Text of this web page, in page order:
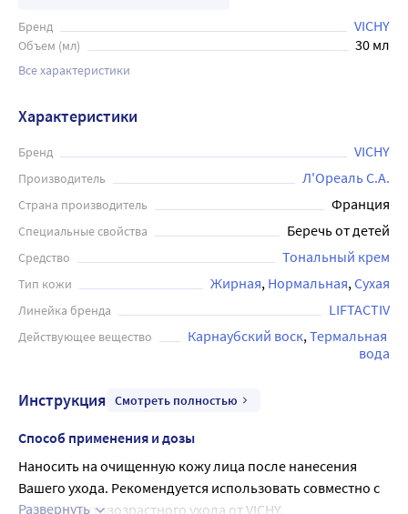
Бренд VICHY
Объем (мл) 30 мл
Все характеристики
Характеристики
Бренд VICHY
Производитель Л'Ореаль С.А.
Страна производитель Франция
Специальные свойства Беречь от детей
Средство Тональный крем
Тип кожи Жирная Нормальная Сухая
Линейка бренда LIFTACTIV
Действующее вещество Карнаубский воск Термальная
вода
Инструкция Смотреть полностью
Способ применения и дозы
Наносить на очищенную кожу лица после нанесения
Вашего ухода. Рекомендуется использовать совместно с
гаммами антивозрастного ухода от VICHY.
Развернуть